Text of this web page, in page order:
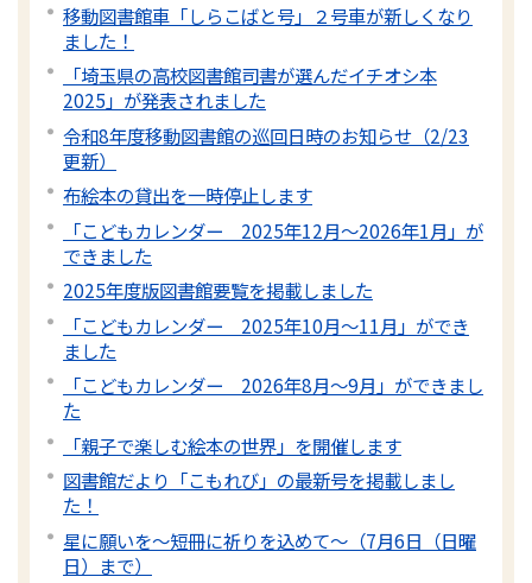
移動図書館車「しらこばと号」２号車が新しくなり
ました！
「埼玉県の高校図書館司書が選んだイチオシ本
2025」が発表されました
令和8年度移動図書館の巡回日時のお知らせ（2/23
更新）
布絵本の貸出を一時停止します
「こどもカレンダー 2025年12月～2026年1月」が
できました
2025年度版図書館要覧を掲載しました
「こどもカレンダー 2025年10月～11月」ができ
ました
「こどもカレンダー 2026年8月～9月」ができまし
た
「親子で楽しむ絵本の世界」を開催します
図書館だより「こもれび」の最新号を掲載しまし
た！
星に願いを～短冊に祈りを込めて～（7月6日（日曜
日）まで）